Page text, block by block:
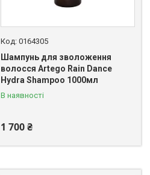
0164305
Шампунь для зволоження
волосся Artego Rain Dance
Hydra Shampoo 1000мл
В наявності
1 700 ₴